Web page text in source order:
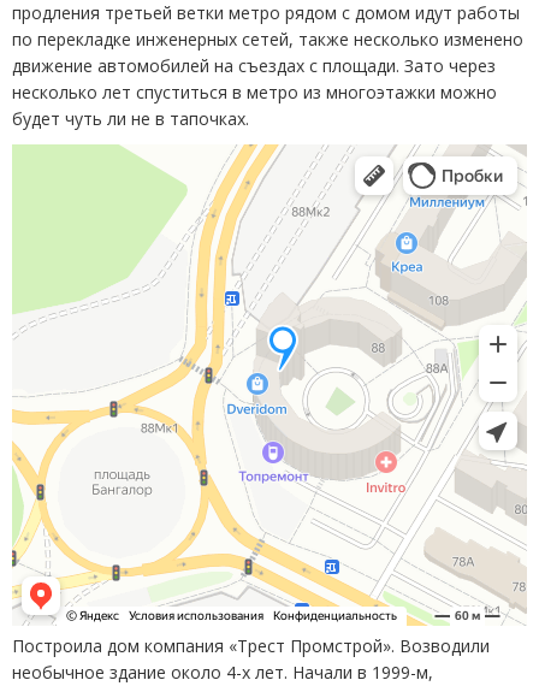
продления третьей ветки метро рядом с домом идут работы
по перекладке инженерных сетей, также несколько изменено
движение автомобилей на съездах с площади. Зато через
несколько лет спуститься в метро из многоэтажки можно
будет чуть ли не в тапочках.
Построила дом компания «Трест Промстрой». Возводили
необычное здание около 4-х лет. Начали в 1999-м,